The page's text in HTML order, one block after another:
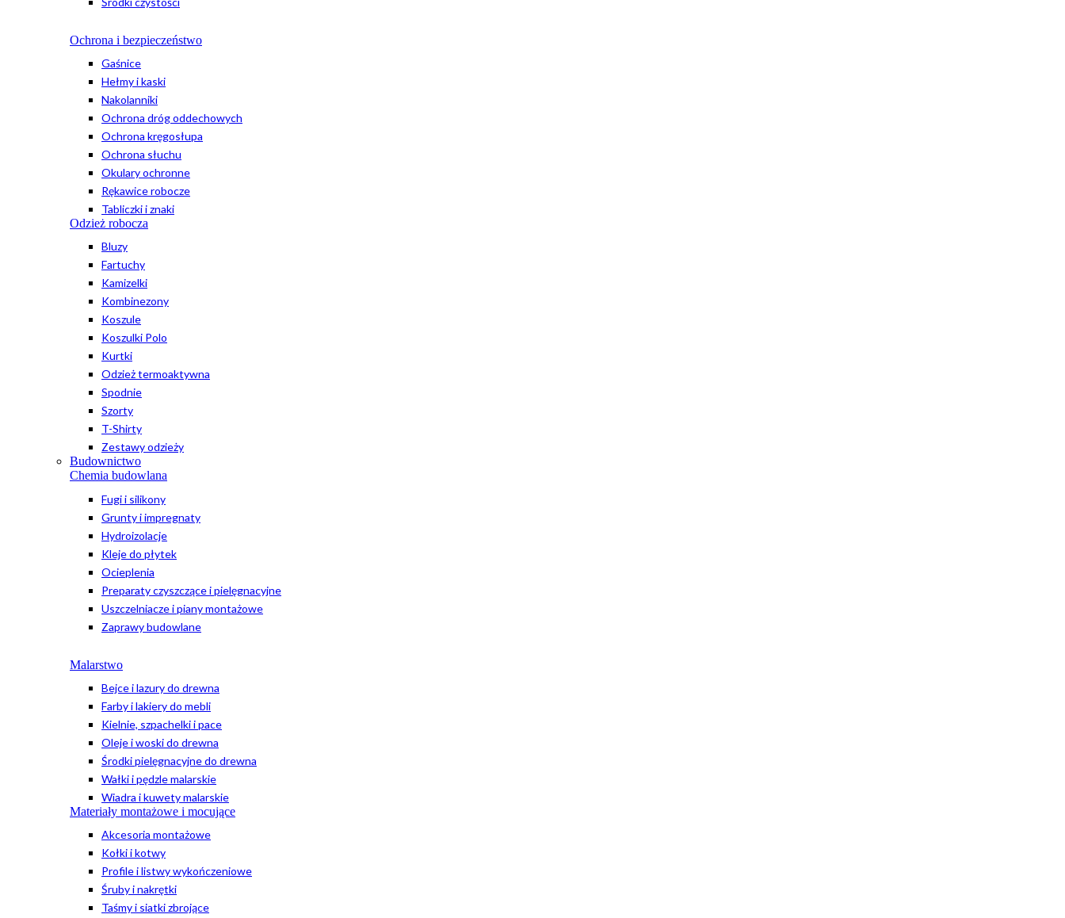
Ochrona i bezpieczeństwo
Gaśnice
Hełmy i kaski
Nakolanniki
Ochrona dróg oddechowych
Ochrona kręgosłupa
Ochrona słuchu
Okulary ochronne
Rękawice robocze
Tabliczki i znaki
Odzież robocza
Bluzy
Fartuchy
Kamizelki
Kombinezony
Koszule
Koszulki Polo
Kurtki
Odzież termoaktywna
Spodnie
Szorty
T-Shirty
Zestawy odzieży
Budownictwo
Chemia budowlana
Fugi i silikony
Grunty i impregnaty
Hydroizolacje
Kleje do płytek
Ocieplenia
Preparaty czyszczące i pielęgnacyjne
Uszczelniacze i piany montażowe
Zaprawy budowlane
Malarstwo
Bejce i lazury do drewna
Farby i lakiery do mebli
Kielnie, szpachelki i pace
Oleje i woski do drewna
Środki pielęgnacyjne do drewna
Wałki i pędzle malarskie
Wiadra i kuwety malarskie
Materiały montażowe i mocujące
Akcesoria montażowe
Kołki i kotwy
Profile i listwy wykończeniowe
Śruby i nakrętki
Taśmy i siatki zbrojące